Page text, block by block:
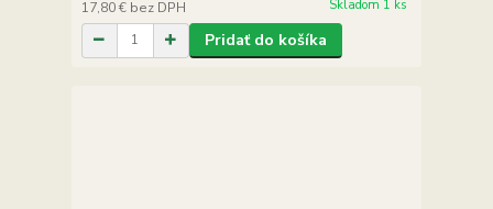
17,80 € bez DPH Skladom 1 ks
Pridať do košíka